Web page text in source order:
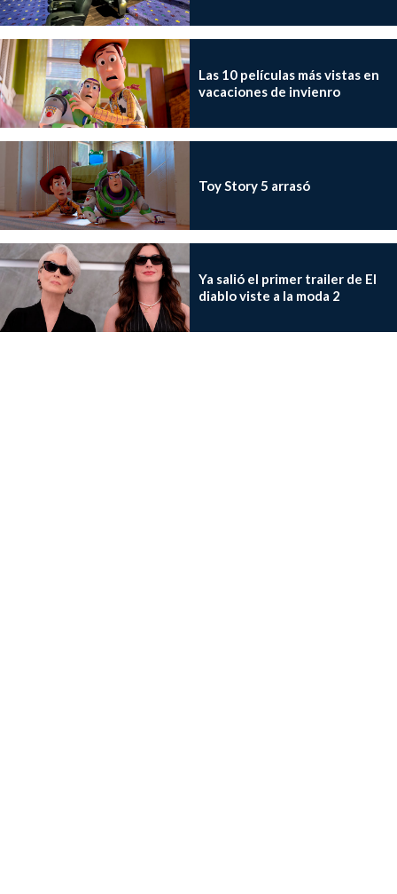
Las 10 películas más vistas en
vacaciones de invienro
Toy Story 5 arrasó
Ya salió el primer trailer de El
diablo viste a la moda 2